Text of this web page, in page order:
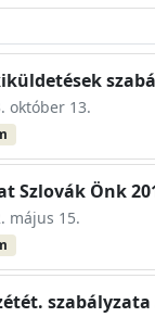
október 13.
Szlovák Önk
május 15.
szabályzata